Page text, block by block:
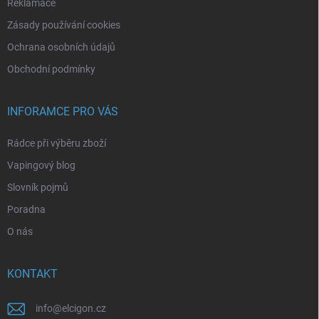
Reklamace
Zásady používání cookies
Ochrana osobních údajů
Obchodní podmínky
INFORAMCE PRO VÁS
Rádce při výběru zboží
Vapingový blog
Slovník pojmů
Poradna
O nás
KONTAKT
info@elcigon.cz